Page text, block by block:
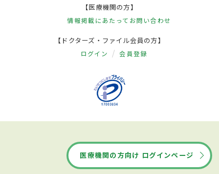
【医療機関の方】
情報掲載にあたって お問い合わせ
【ドクターズ・ファイル会員の方】
ログイン 会員登録
医療機関の方向け ログインページ